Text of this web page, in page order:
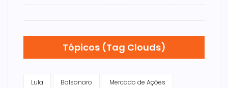
Tópicos (Tag Clouds)
Lula Bolsonaro Mercado de Ações